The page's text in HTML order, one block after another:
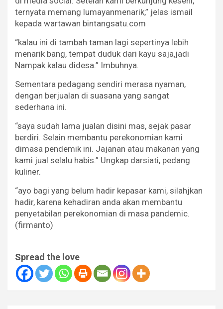
ternyata memang lumayanmenarik,” jelas ismail
kepada wartawan bintangsatu.com
“kalau ini di tambah taman lagi sepertinya lebih
menarik bang, tempat duduk dari kayu saja,jadi
Nampak kalau didesa.” Imbuhnya.
Sementara pedagang sendiri merasa nyaman,
dengan berjualan di suasana yang sangat
sederhana ini.
“saya sudah lama jualan disini mas, sejak pasar
berdiri. Selain membantu perekonomian kami
dimasa pendemik ini. Jajanan atau makanan yang
kami jual selalu habis.” Ungkap darsiati, pedang
kuliner.
“ayo bagi yang belum hadir kepasar kami, silahjkan
hadir, karena kehadiran anda akan membantu
penyetabilan perekonomian di masa pandemic.
(firmanto)
Spread the love